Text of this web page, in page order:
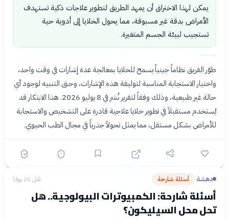
يمكن لهذا الاختراق أن يمهد الطريق لتطوير علاجات ذكية تستهدف
الأمراض بدقة غير مسبوقة، مما يحول الخلايا إلى أدوية حية
تستجيب لبيئة الجسم المتغيرة.
طوّر الفريق نظاماً جينياً يسمح للخلايا بمعالجة عدة إشارات في وقت واحد،
واختيار الاستجابة المناسبة لتوليفة هذه الإشارات، وحتى التنبيه لوجود أي
حالة غير طبيعية، وذلك وفقاً لتقرير نُشر في 8 يوليو 2026. هذا الابتكار قد
يُستخدم مستقبلاً في تطوير خلايا علاجية قادرة على التشخيص والاستجابة
للأمراض بشكل مستقل، مما يمثل تحولاً جذرياً في مجال الطب الحيوي.
دهشة› أسئلة شارحة قبل 25 يومًا
أسئلة شارحة: الكمبيوترات البيولوجية.. هل
تحل محل السيليكون؟